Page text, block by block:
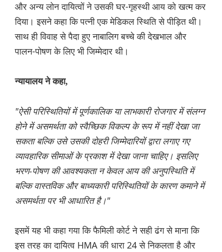
और अन्य लोन दायित्वों ने उसकी घर-गृहस्थी आय को खत्म कर
दिया। इसने कहा कि पत्नी एक मेडिकल स्थिति से पीड़ित थी।
साथ ही विवाह से पैदा हुए नाबालिग बच्चे की देखभाल और
पालन-पोषण के लिए भी जिम्मेदार थी।
न्यायालय ने कहा,
"ऐसी परिस्थितियों में पूर्णकालिक या लाभकारी रोजगार में संलग्न
होने में असमर्थता को स्वैच्छिक विकल्प के रूप में नहीं देखा जा
सकता बल्कि उसे उसकी दोहरी जिम्मेदारियों द्वारा लगाए गए
व्यावहारिक सीमाओं के प्रकाश में देखा जाना चाहिए। इसलिए
भरण-पोषण की आवश्यकता न केवल आय की अनुपस्थिति में
बल्कि वास्तविक और बाध्यकारी परिस्थितियों के कारण कमाने में
असमर्थता पर भी आधारित है।"
इसमें यह भी कहा गया कि फैमिली कोर्ट ने सही ढंग से माना कि
इस तरह का दायित्व HMA की धारा 24 से निकलता है और